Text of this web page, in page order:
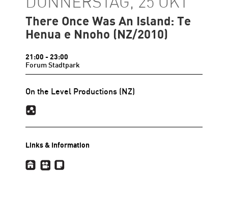
There Once Was An Island: Te
Henua e Nnoho (NZ/2010)
21:00 - 23:00
Forum Stadtpark
On the Level Productions (NZ)
Links & Information